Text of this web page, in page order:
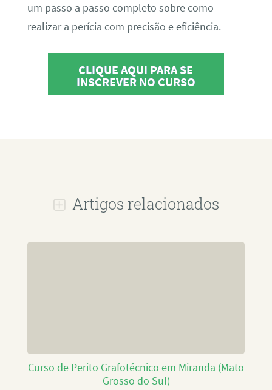
um passo a passo completo sobre como
realizar a perícia com precisão e eficiência.
CLIQUE AQUI PARA SE
INSCREVER NO CURSO
Artigos relacionados
Curso de Perito Grafotécnico em Miranda (Mato
Grosso do Sul)